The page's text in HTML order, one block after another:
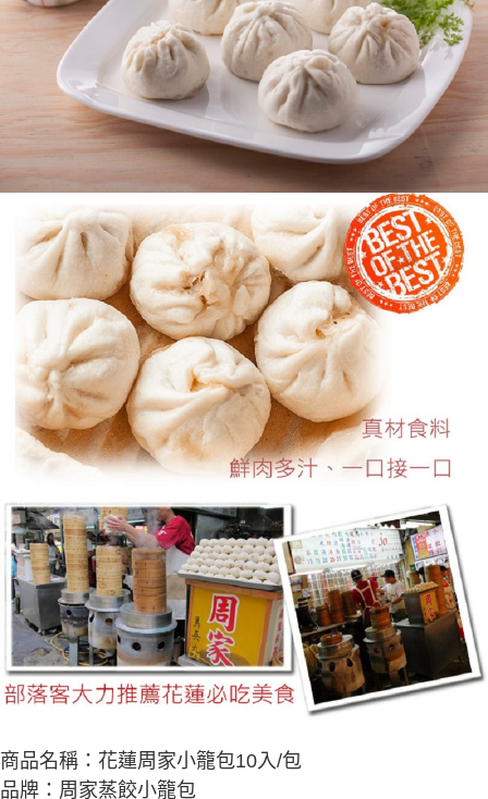
【注意事項】
1.本服務係由「台灣大哥大股份有限公司」（以下簡稱本公司）所提供，讓
用戶於交易時，得透過本服務購買商品或服務，並由商店將買賣／分期付款
買賣價金債權讓與本公司後，依約使用本公司帳單繳交帳款。
2.基於同意付款使用「大哥付你分期」之契約關係目的，商店將以您的個人
資料（包含姓名、電話或地址）提供予台灣大哥大進項蒐集、處理及利用，
由本公司與您本人進行分期帳單所需資料之確認、核對及更正。
3.完整用戶服務條款，請詳閱以下連結：https://oppay.tw/userRule
３．收到繳費通知簡訊後14天內，點擊此簡訊中的連結，可透過四大超商／
ATM／網路銀行／等多元方式進行付款，方視為交易完成。
※ 請注意：結帳手續完成當下不需立刻繳費，但若您需要取消訂單，請聯絡
購買商品的店家。未經商家同意取消之訂單仍視為有效，需透過AFTEE先享
後付繳納相關費用。
※ 交易是否成功請以「AFTEE先享後付 」之結帳頁面顯示為準，若有關於
是否繳費成功／繳費後需取消欲退款等相關疑問，請聯繫「AFTEE先享後付
客戶支援中心」
https://netprotections.freshdesk.com/support/home
１．透過由恩沛科技股份有限公司提供之「AFTEE先享後付」服務完成之交
易，需依本服務之必要範圍內提供個人資料，並將交易相關給付款項請求債
權轉讓予恩沛科技股份有限公司。
２．關於個人資料處理事宜，請瀏覽以下網址：
https://aftee.tw/terms/#terms3
３．未成年的使用者請事先徵得法定代理人或監護人之同意方可使用
「AFTEE先享後付」，若未經同意申辦者引起之損失，本公司不負相關責
任。
４．使用「AFTEE先享後付」時，將依據個別帳號之用戶狀況，依本公司即
時審查核予不同之上限額度；若仍有額度不足之情形，本公司將視審查結果
請求用戶進行身份認證。
５．嚴禁一人註冊多個帳號或使用他人資訊註冊。若發現惡意使用之情形，
恩沛科技股份有限公司將有權停止該用戶之使用額度並採取法律行動。
商品名稱：花蓮周家小籠包10入/包
品牌：周家蒸餃小籠包